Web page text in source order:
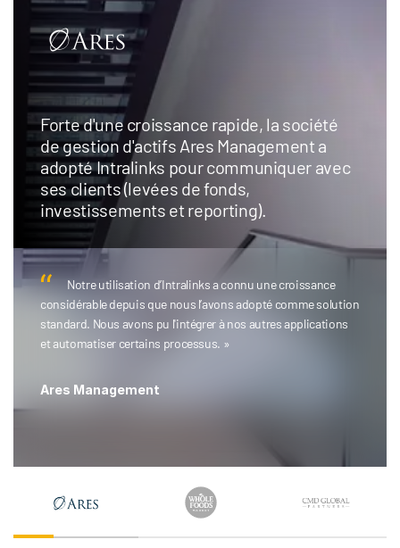
Forte d'une croissance rapide, la société
de gestion d'actifs Ares Management a
adopté Intralinks pour communiquer avec
ses clients (levées de fonds,
investissements et reporting).
Notre utilisation d’Intralinks a connu une croissance
considérable depuis que nous l’avons adopté comme solution
standard. Nous avons pu l'intégrer à nos autres applications
et automatiser certains processus. »
Ares Management